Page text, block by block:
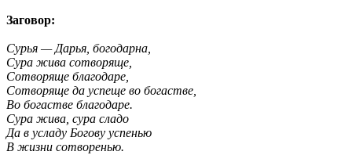
Заговор:
Сурья — Дарья, богодарна,
Сура жива сотворяще,
Сотворяще благодаре,
Сотворяще да успеще во богастве,
Во богастве благодаре.
Сура жива, сура сладо
Да в усладу Богову успенью
В жизни сотворенью.